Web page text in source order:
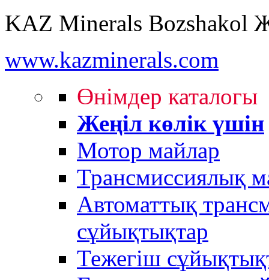
KAZ Minerals Bozshakol
www.kazminerals.com
Өнімдер каталогы
Жеңіл көлік үшін
Мотор майлар
Трансмиссиялық
Автоматтық
сұйықтықтар
Тежегіш